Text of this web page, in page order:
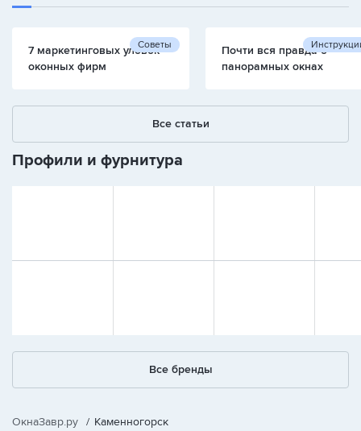
Советы
7 маркетинговых уловок
оконных фирм
Почти вся правда о
панорамных окнах
Все статьи
Профили и фурнитура
Все бренды
ОкнаЗавр.ру / Каменногорск